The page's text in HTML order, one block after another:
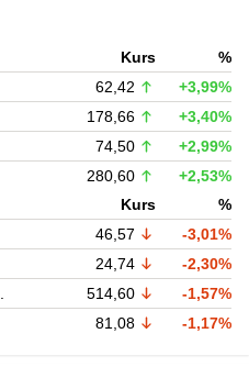
Kurs
%
62,42
+3,99%
178,66
+3,40%
74,50
+2,99%
280,60
+2,53%
Kurs
%
46,57
-3,01%
24,74
-2,30%
514,60
-1,57%
81,08 -1,17%